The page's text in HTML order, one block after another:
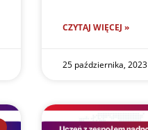
CZYTAJ WIĘCEJ »
25 października, 2023